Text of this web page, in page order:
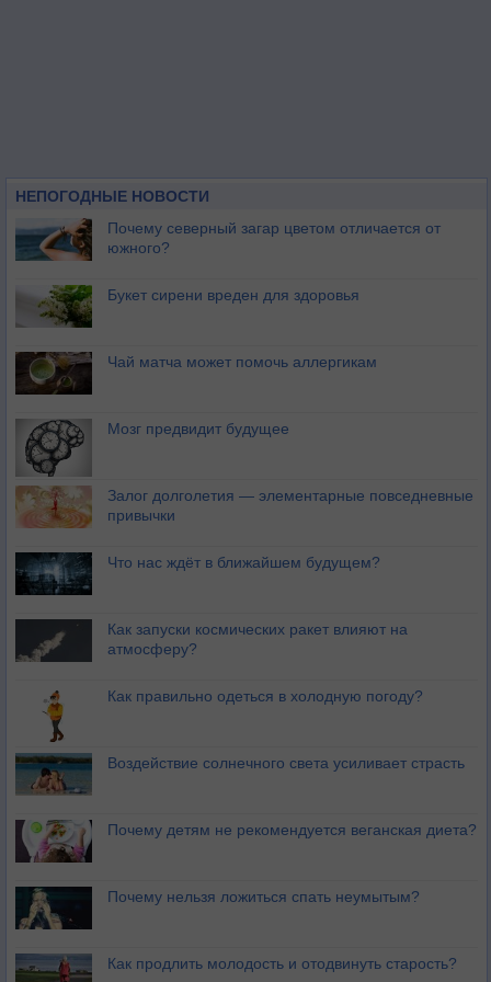
НЕПОГОДНЫЕ НОВОСТИ
Почему северный загар цветом отличается от
южного?
Букет сирени вреден для здоровья
Чай матча может помочь аллергикам
Мозг предвидит будущее
Залог долголетия — элементарные повседневные
привычки
Что нас ждёт в ближайшем будущем?
Как запуски космических ракет влияют на
атмосферу?
Как правильно одеться в холодную погоду?
Воздействие солнечного света усиливает страсть
Почему детям не рекомендуется веганская диета?
Почему нельзя ложиться спать неумытым?
Как продлить молодость и отодвинуть старость?